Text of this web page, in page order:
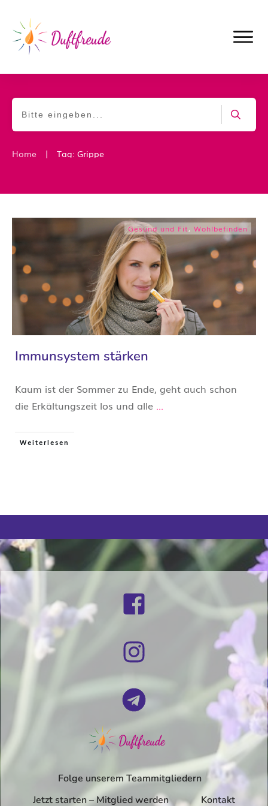
Home | Tag: Grippe
Gesund und Fit, Wohlbefinden
Immunsystem stärken
Kaum ist der Sommer zu Ende, geht auch schon
die Erkältungszeit los und alle ...
Weiterlesen
Folge unserem Teammitgliedern
Jetzt starten – Mitglied werden
Kontakt